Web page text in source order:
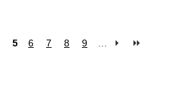
5 6 7 8 9